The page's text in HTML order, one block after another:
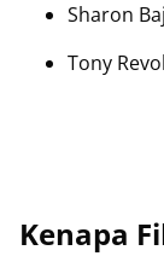
Sharon
Tony
Kenapa